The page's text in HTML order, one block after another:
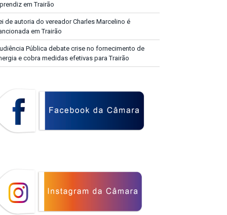
em Trairão
de autoria do vereador Charles Marcelino é
em Trairão
Pública debate crise no fornecimento de
e cobra medidas efetivas para Trairão